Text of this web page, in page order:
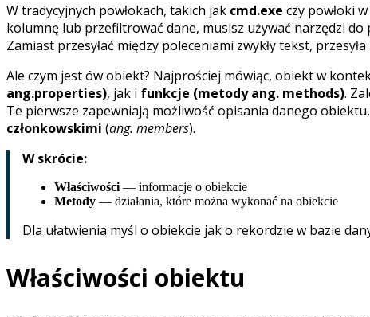
W tradycyjnych powłokach, takich jak cmd.exe czy powłoki
kolumnę lub przefiltrować dane, musisz używać narzędzi
Zamiast przesyłać między poleceniami zwykły tekst, przesyła
Ale czym jest ów obiekt? Najprościej mówiąc, obiekt w
ang.properties), jak i funkcje (metody ang. methods).
Te pierwsze zapewniają możliwość opisania danego
członkowskimi (ang. members).
W skrócie:
Właściwości — informacje o obiekcie
Metody — działania, które można wykonać na obiekcie
Dla ułatwienia myśl o obiekcie jak o rekordzie w bazie
Właściwości obiektu